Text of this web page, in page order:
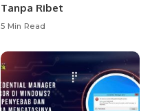
Tanpa Ribet
5 Min Read